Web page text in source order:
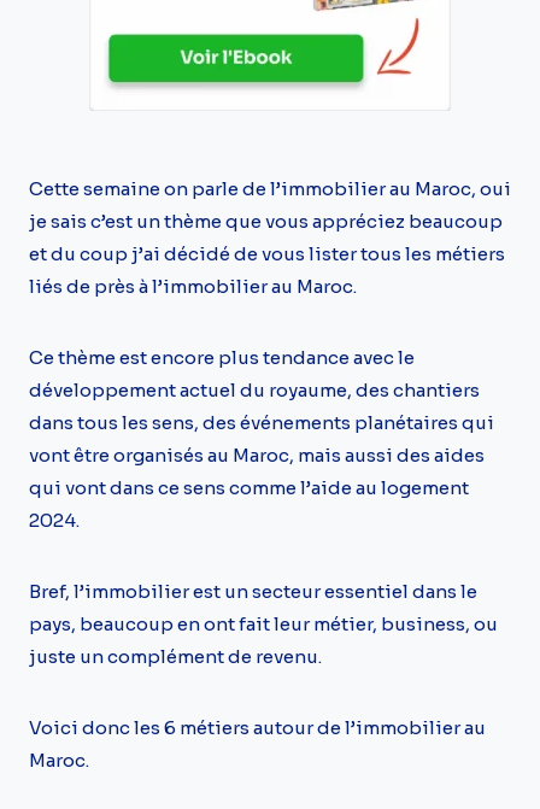
Cette semaine on parle de l’immobilier au Maroc, oui
je sais c’est un thème que vous appréciez beaucoup
et du coup j’ai décidé de vous lister tous les métiers
liés de près à l’immobilier au Maroc.
Ce thème est encore plus tendance avec le
développement actuel du royaume, des chantiers
dans tous les sens, des événements planétaires qui
vont être organisés au Maroc, mais aussi des aides
qui vont dans ce sens comme l’aide au logement
2024.
Bref, l’immobilier est un secteur essentiel dans le
pays, beaucoup en ont fait leur métier, business, ou
juste un complément de revenu.
Voici donc les 6 métiers autour de l’immobilier au
Maroc.